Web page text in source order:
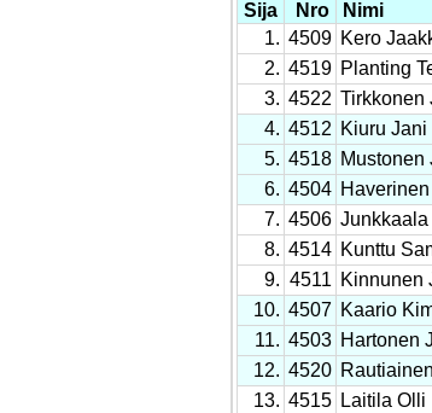
Sija Nro Nimi
1. 4509 Kero
2. 4519 Planting
3. 4522 Tirkkonen
4. 4512 Kiuru Jani
5. 4518 Mustonen
6. 4504
7. 4506 Junkkaala
8. 4514 Kunttu
9. 4511 Kinnunen
10. 4507 Kaario
11. 4503 Hartonen
12. 4520
13. 4515 Laitila Olli